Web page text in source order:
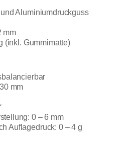
Aluminiumdruckguss
mm
(inkl. Gummimatte)
mm
0 – 6 mm
Auflagedruck: 0 – 4 g